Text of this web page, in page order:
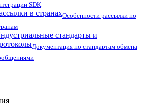
SDK
в странахОсобенности рассылки по
стандарты и
Документация по стандартам обмена